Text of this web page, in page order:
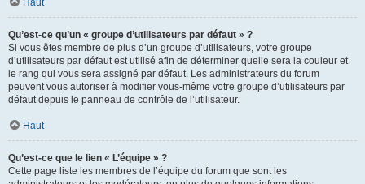
Haut
Qu’est-ce qu’un « groupe d’utilisateurs par défaut » ?
Si vous êtes membre de plus d’un groupe d’utilisateurs, votre groupe
d’utilisateurs par défaut est utilisé afin de déterminer quelle sera la couleur et
le rang qui vous sera assigné par défaut. Les administrateurs du forum
peuvent vous autoriser à modifier vous-même votre groupe d’utilisateurs par
défaut depuis le panneau de contrôle de l’utilisateur.
Haut
Qu’est-ce que le lien « L’équipe » ?
Cette page liste les membres de l’équipe du forum que sont les